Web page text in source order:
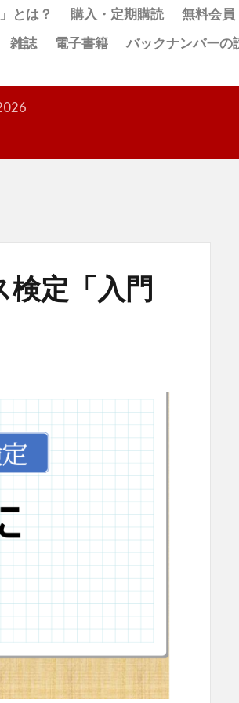
とは？ 購入・定期購読
無料会員
雑誌 電子書籍
バックナンバーの
検定「入門
検索